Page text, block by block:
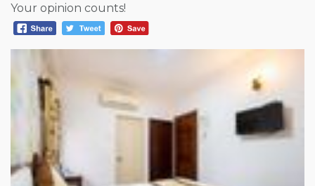
Your opinion counts!